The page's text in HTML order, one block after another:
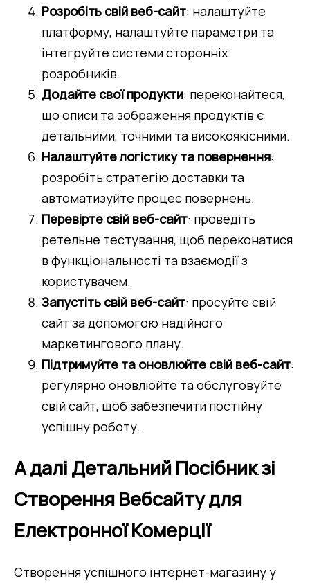
Розробіть свій веб-сайт: налаштуйте
платформу, налаштуйте параметри та
інтегруйте системи сторонніх
розробників.
Додайте свої продукти: переконайтеся,
що описи та зображення продуктів є
детальними, точними та високоякісними.
Налаштуйте логістику та повернення:
розробіть стратегію доставки та
автоматизуйте процес повернень.
Перевірте свій веб-сайт: проведіть
ретельне тестування, щоб переконатися
в функціональності та взаємодії з
користувачем.
Запустіть свій веб-сайт: просуйте свій
сайт за допомогою надійного
маркетингового плану.
Підтримуйте та оновлюйте свій веб-сайт:
регулярно оновлюйте та обслуговуйте
свій сайт, щоб забезпечити постійну
успішну роботу.
А далі Детальний Посібник зі
Створення Вебсайту для
Електронної Комерції
Створення успішного інтернет-магазину у